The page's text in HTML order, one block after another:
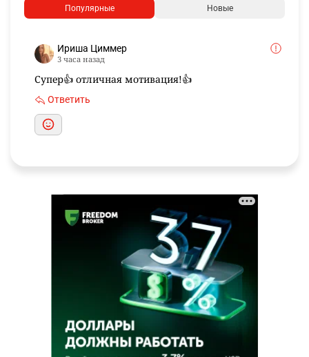
Популярные Новые
Ириша Циммер
3 часа назад
Супер👍 отличная мотивация!👍
Ответить